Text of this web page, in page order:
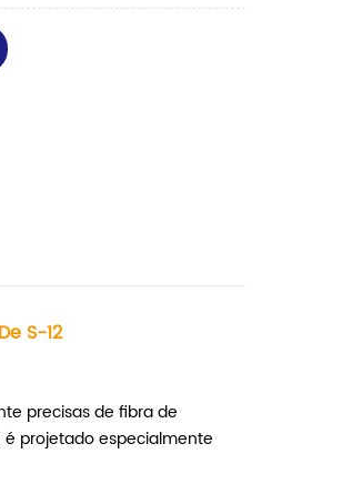
S-12
precisas de fibra de
projetado especialmente